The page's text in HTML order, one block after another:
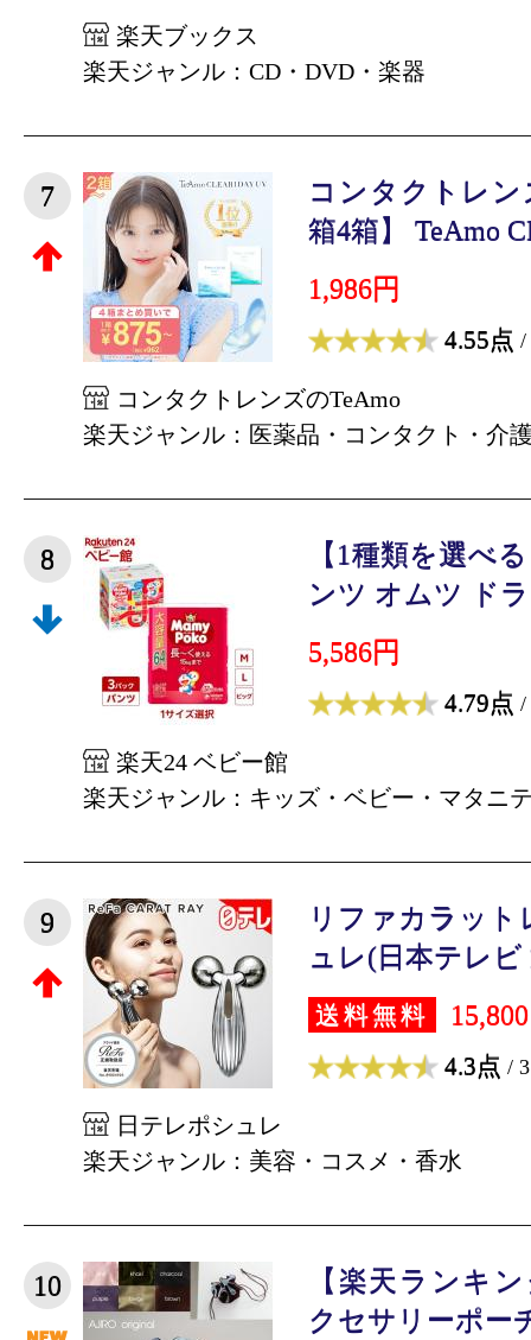
楽天ブックス
楽天ジャンル：CD・DVD・楽器
7
コンタクトレ
箱4箱】 TeAmo
1,986円
4.55点 /
コンタクトレンズのTeAmo
楽天ジャンル：医薬品・コンタクト・介
8
【1種類を選べ
ンツ オムツ ド
5,586円
4.79点 /
楽天24 ベビー館
楽天ジャンル：キッズ・ベビー・マタニ
9
リファカラット
ュレ(日本テレビ
送料無料
4.3点 /
日テレポシュレ
楽天ジャンル：美容・コスメ・香水
10
【楽天ランキ
クセサリーポー